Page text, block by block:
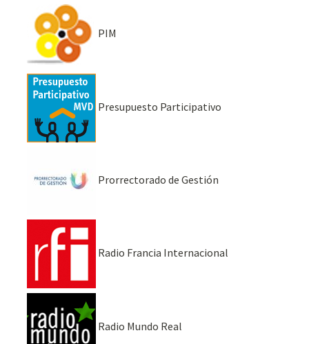
PIM
Presupuesto Participativo
Prorrectorado de Gestión
Radio Francia Internacional
Radio Mundo Real